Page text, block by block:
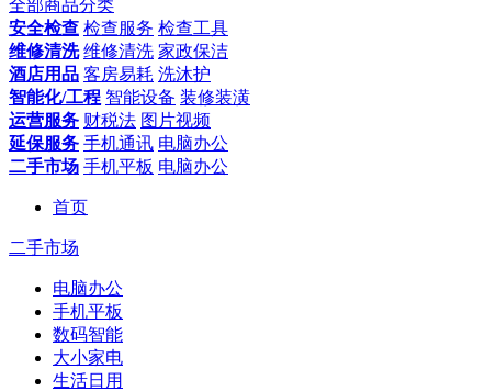
全部商品分类
安全检查 检查服务 检查工具
维修清洗 维修清洗 家政保洁
酒店用品 客房易耗 洗沐护
智能化/工程 智能设备 装修装潢
运营服务 财税法 图片视频
延保服务 手机通讯 电脑办公
二手市场 手机平板 电脑办公
首页
二手市场
电脑办公
手机平板
数码智能
大小家电
生活日用